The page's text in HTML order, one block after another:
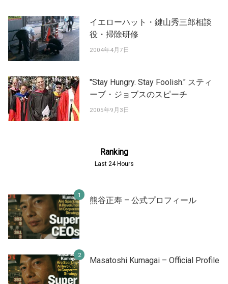
イエローハット・鍵山秀三郎相談
役・掃除研修
2004年4月7日
"Stay Hungry. Stay Foolish." スティ
ーブ・ジョブスのスピーチ
2005年9月3日
Ranking
Last 24 Hours
熊谷正寿 – 公式プロフィール
Masatoshi Kumagai – Official Profile